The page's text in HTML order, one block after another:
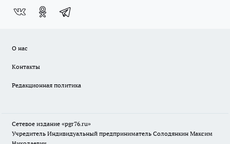
О нас
Контакты
Редакционная политика
Сетевое издание «pgr76.ru»
Учредитель Индивидуальный предприниматель Солодянкин Максим